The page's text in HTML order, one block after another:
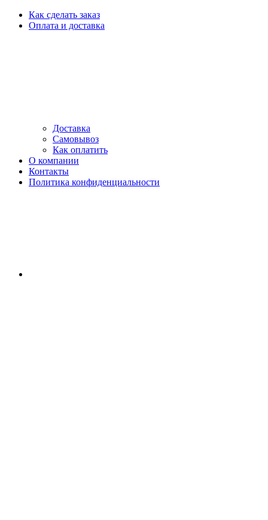
Как сделать заказ
Оплата и доставка
Доставка
Самовывоз
Как оплатить
О компании
Контакты
Политика конфиденциальности